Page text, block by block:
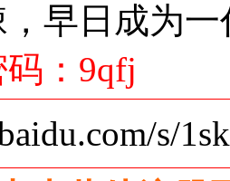
，早日成为
：9qfj
s/